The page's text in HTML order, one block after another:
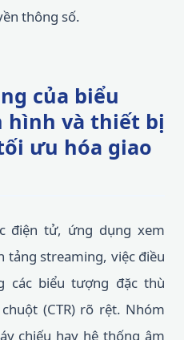
thông số.
của biểu
và thiết bị
ưu hóa giao
điện tử, ứng dụng xem
tảng streaming, việc điều
các biểu tượng đặc thù
(CTR) rõ rệt. Nhóm
chiếu hay hệ thống âm